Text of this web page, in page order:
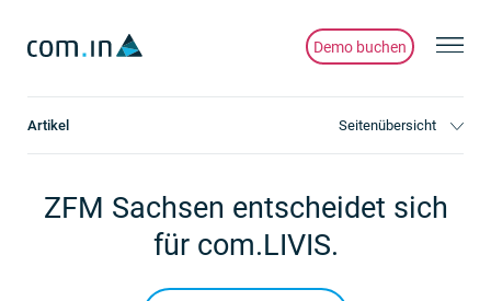
Demo buchen
Artikel Seitenübersicht
ZFM Sachsen entscheidet sich
für com.LIVIS.